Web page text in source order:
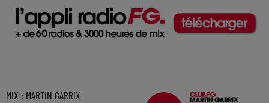
MIX : MARTIN GARRIX